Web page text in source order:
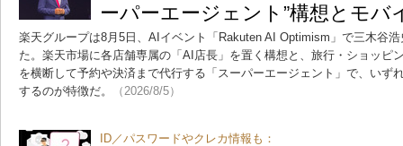
ーパーエージェント”構想とモバ
楽天グループは8月5日、AIイベント「Rakuten AI Optimism」で三木谷
た。楽天市場に各店舗専属の「AI店長」を置く構想と、旅行・ショッピ
を横断して予約や決済まで代行する「スーパーエージェント」で、いず
するのが特徴だ。
（2026/8/5）
ID／パスワードやクレカ情報も：